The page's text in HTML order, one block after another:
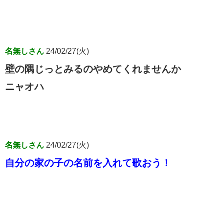
名無しさん 24/02/27(火)
壁の隅じっとみるのやめてくれませんか
ニャオハ
名無しさん 24/02/27(火)
自分の家の子の名前を入れて歌おう！